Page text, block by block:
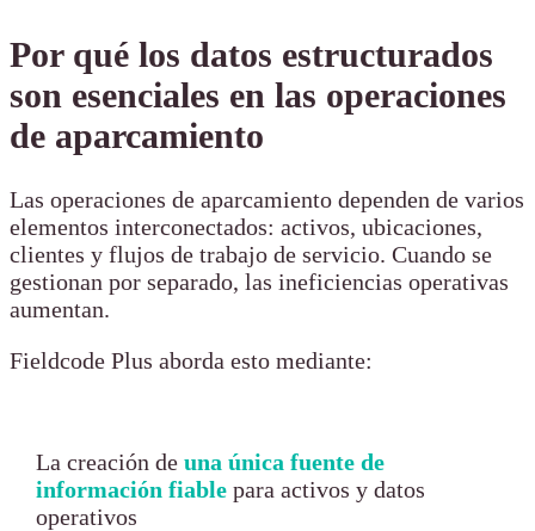
Por qué los datos estructurados
son esenciales en las operaciones
de aparcamiento
Las operaciones de aparcamiento dependen de varios
elementos interconectados: activos, ubicaciones,
clientes y flujos de trabajo de servicio. Cuando se
gestionan por separado, las ineficiencias operativas
aumentan.
Fieldcode Plus aborda esto mediante:
La creación de una única fuente de
información fiable para activos y datos
operativos